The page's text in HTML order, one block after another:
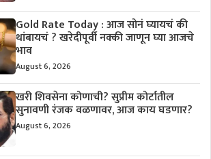
Gold Rate Today : आज सोनं घ्यायचं की
थांबायचं ? खरेदीपूर्वी नक्की जाणून घ्या आजचे
भाव
August 6, 2026
खरी शिवसेना कोणाची? सुप्रीम कोर्टातील
सुनावणी रंजक वळणावर, आज काय घडणार?
August 6, 2026